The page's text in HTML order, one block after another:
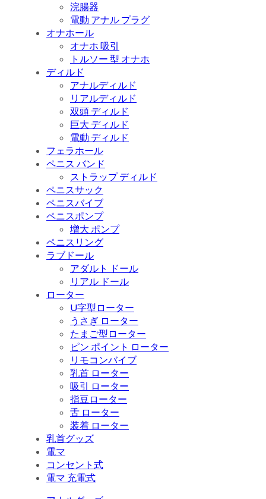
浣腸器
電動 アナル プラグ
オナホール
オナホ 吸引
トルソー 型 オナホ
ディルド
アナルディルド
リアルディルド
双頭 ディルド
巨大 ディルド
電動 ディルド
フェラホール
ペニス バンド
ストラップ ディルド
ペニスサック
ペニスバイブ
ペニスポンプ
増大 ポンプ
ペニスリング
ラブドール
アダルト ドール
リアル ドール
ローター
U字型ローター
うさぎ ローター
たまご型ローター
ピン ポイント ローター
リモコンバイブ
乳首 ローター
吸引 ローター
指豆ローター
舌 ローター
装着 ローター
乳首グッズ
電マ
コンセント式
電マ 充電式